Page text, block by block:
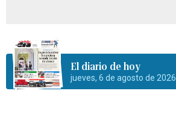
El diario de hoy
jueves, 6 de agosto de 2026